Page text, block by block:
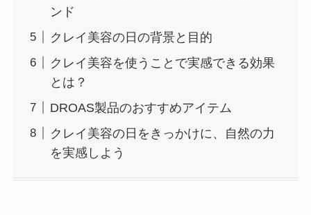
ンド
クレイ美容の日の背景と目的
クレイ美容を使うことで実感できる効果
とは？
DROAS製品のおすすめアイテム
クレイ美容の日をきっかけに、自然の力
を実感しよう